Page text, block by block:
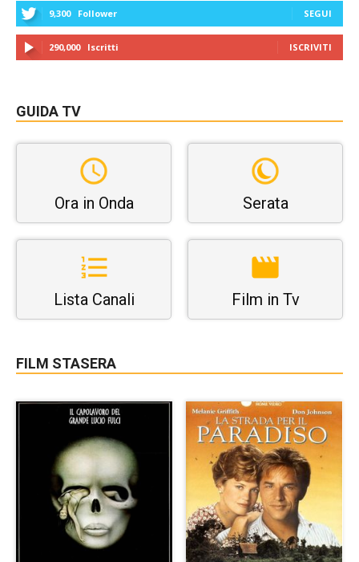
9,300 Follower SEGUI
290,000 Iscritti ISCRIVITI
GUIDA TV
Ora in Onda Serata
Lista Canali Film in Tv
FILM STASERA